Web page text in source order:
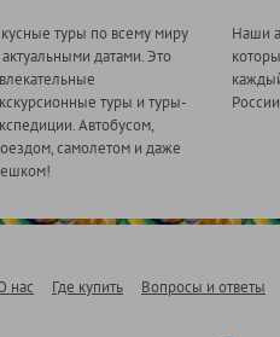
туры по всему миру
актуальными датами. Это
туры и туры-
Автобусом,
самолетом и даже
Наши
нас Где купить Вопросы и ответы